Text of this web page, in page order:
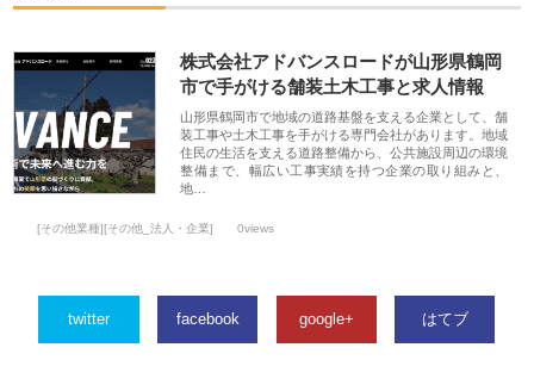
株式会社アドバンスロードが山形県鶴岡
市で手がける舗装土木工事と求人情報
山形県鶴岡市で地域の道路基盤を支える企業として、舗
装工事や土木工事を手がける専門会社があります。地域
住民の生活を支える道路整備から、公共施設周辺の環境
整備まで、幅広い工事実績を持つ企業の取り組みと、
地…
[その他業種][その他_法人・企業] 0views
twitter facebook google+ はてブ